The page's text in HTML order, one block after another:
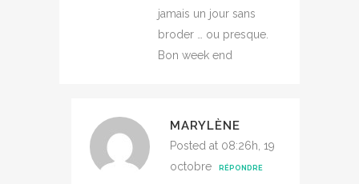
jamais un jour sans
broder … ou presque.
Bon week end
MARYLÈNE
Posted at 08:26h, 19
octobre
RÉPONDRE